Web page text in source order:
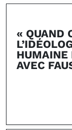
« QUAND
HUMAINE
AVEC